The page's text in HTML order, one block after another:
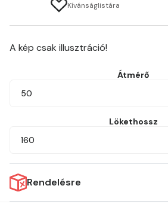
Kívánságlistára
A kép csak illusztráció!
Átmérő
50
Lökethossz
160
Rendelésre